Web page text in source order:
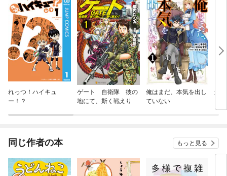
れっつ！ハイキュ
ー！？
ゲート 自衛隊 彼の
地にて、斯く戦えり
俺はまだ、本気を出し
ていない
違
同じ作者の本 もっと見る